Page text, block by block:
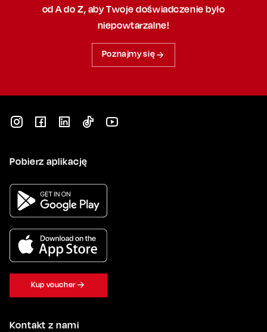
od A do Z, abyTwoje doświadczenie było
niepowtarzalne!
Poznajmy się
Kontakt z nami
Pobierz aplikację
Kup voucher